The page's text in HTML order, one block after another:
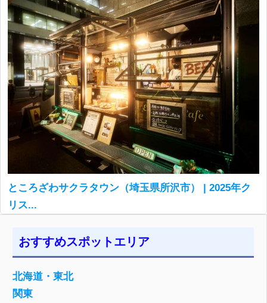
ところざわサクラタウン（埼玉県所沢市） | 2025年ク
リス...
おすすめスポットエリア
北海道・東北
関東